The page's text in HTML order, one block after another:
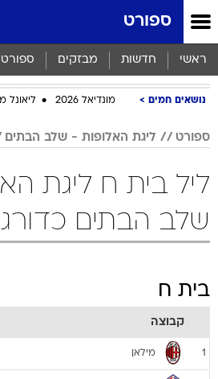
ספורט
ראשי חדשות מבזקים ספורט
נושאים חמים מונדיאל 2026 ליאונל
ספורט ליגת האלופות - שלב הבתים
ליל בית ח ליגת
שלב הבתים
בית ח
קבוצה
1 מילאן